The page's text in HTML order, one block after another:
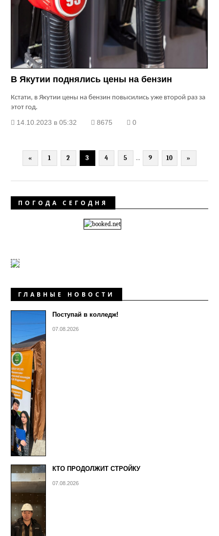
В Якутии поднялись цены на бензин
Кстати, в Якутии цены на бензин повысились уже второй раз за
этот год.
14.10.2023 в 05:32 8675 0
« 1 2 3 4 5 ... 9 10 »
ПОГОДА СЕГОДНЯ
ГЛАВНЫЕ НОВОСТИ
Поступай в колледж!
07.08.2026
КТО ПРОДОЛЖИТ СТРОЙКУ
07.08.2026